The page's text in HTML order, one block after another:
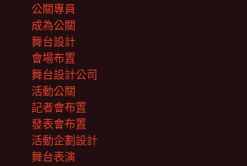
公關專員
成為公關
舞台設計
會場布置
舞台設計公司
活動公關
記者會布置
發表會布置
活動企劃設計
舞台表演